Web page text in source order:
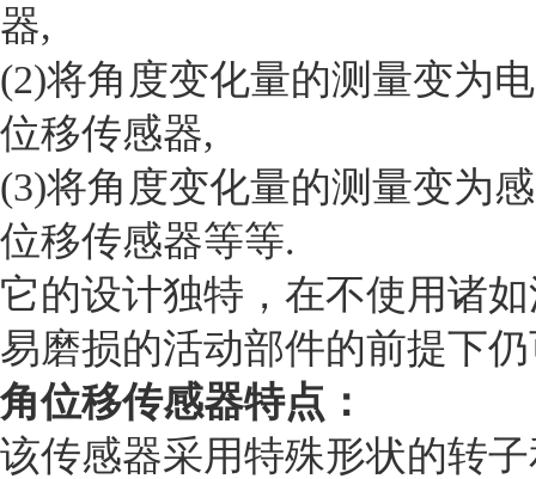
器,
(2)将角度变化量的测量变为
位移传感器,
(3)将角度变化量的测量变为
位移传感器等等.
它的设计独特，在不使用诸
易磨损的活动部件的前提下
角位移传感器特点：
该传感器采用特殊形状的转